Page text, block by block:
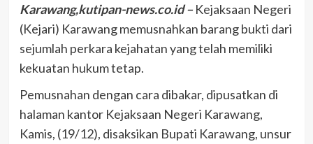
Karawang,kutipan-news.co.id – Kejaksaan Negeri
(Kejari) Karawang memusnahkan barang bukti dari
sejumlah perkara kejahatan yang telah memiliki
kekuatan hukum tetap.
Pemusnahan dengan cara dibakar, dipusatkan di
halaman kantor Kejaksaan Negeri Karawang,
Kamis, (19/12), disaksikan Bupati Karawang, unsur